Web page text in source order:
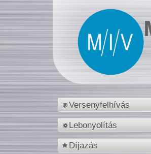
Versenyfelhívás
Lebonyolítás
Díjazás